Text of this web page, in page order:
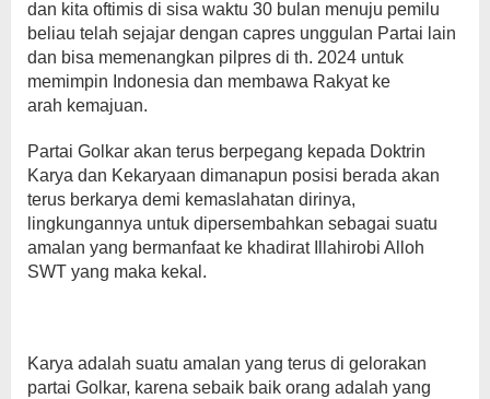
dan kita oftimis di sisa waktu 30 bulan menuju pemilu
beliau telah sejajar dengan capres unggulan Partai lain
dan bisa memenangkan pilpres di th. 2024 untuk
memimpin Indonesia dan membawa Rakyat ke
arah kemajuan.
Partai Golkar akan terus berpegang kepada Doktrin
Karya dan Kekaryaan dimanapun posisi berada akan
terus berkarya demi kemaslahatan dirinya,
lingkungannya untuk dipersembahkan sebagai suatu
amalan yang bermanfaat ke khadirat Illahirobi Alloh
SWT yang maka kekal.
Karya adalah suatu amalan yang terus di gelorakan
partai Golkar, karena sebaik baik orang adalah yang